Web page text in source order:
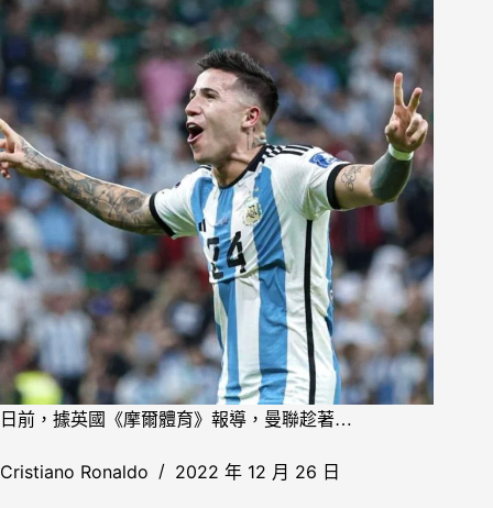
日前，據英國《摩爾體育》報導，曼聯趁著…
Cristiano Ronaldo 2022 年 12 月 26 日